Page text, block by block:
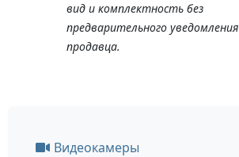
вид и комплектность без
предварительного уведомления
продавца.
Видеокамеры